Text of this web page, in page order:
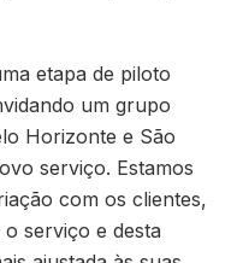
etapa de piloto
um grupo
Horizonte e São
serviço. Estamos
com os clientes,
serviço e desta